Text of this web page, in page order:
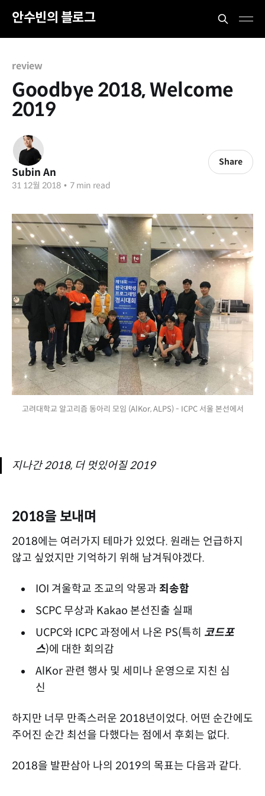
안수빈의 블로그
review
Goodbye 2018, Welcome
2019
Subin An
31 12월 2018 • 7 min read
Share
고려대학교 알고리즘 동아리 모임 (AlKor, ALPS) - ICPC 서울 본선에서
지나간 2018, 더 멋있어질 2019
2018을 보내며
2018에는 여러가지 테마가 있었다. 원래는 언급하지
않고 싶었지만 기억하기 위해 남겨둬야겠다.
IOI 겨울학교 조교의 악몽과 죄송함
SCPC 무상과 Kakao 본선진출 실패
UCPC와 ICPC 과정에서 나온 PS(특히 코드포
스)에 대한 회의감
AlKor 관련 행사 및 세미나 운영으로 지친 심
신
하지만 너무 만족스러운 2018년이었다. 어떤 순간에도
주어진 순간 최선을 다했다는 점에서 후회는 없다.
2018을 발판삼아 나의 2019의 목표는 다음과 같다.